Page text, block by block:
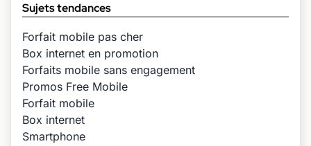
Sujets tendances
Forfait mobile pas cher
Box internet en promotion
Forfaits mobile sans engagement
Promos Free Mobile
Forfait mobile
Box internet
Smartphone